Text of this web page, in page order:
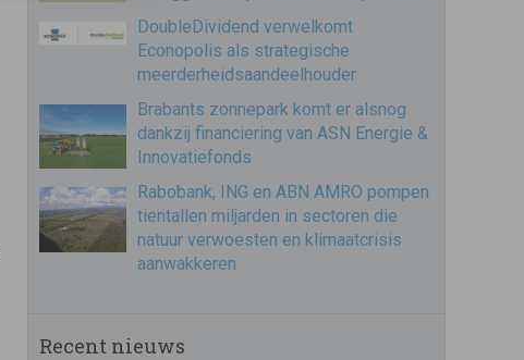
DoubleDividend verwelkomt
Econopolis als strategische
meerderheidsaandeelhouder
Brabants zonnepark komt er alsnog
dankzij financiering van ASN Energie &
Innovatiefonds
Rabobank, ING en ABN AMRO pompen
tientallen miljarden in sectoren die
natuur verwoesten en klimaatcrisis
aanwakkeren
Recent nieuws